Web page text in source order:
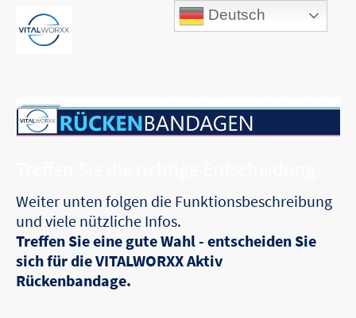
Weiter unten folgen die Funktionsbeschreibung
und viele nützliche Infos.
Treffen Sie eine gute Wahl - entscheiden Sie
sich für die VITALWORXX Aktiv
Rückenbandage.
Deutsch